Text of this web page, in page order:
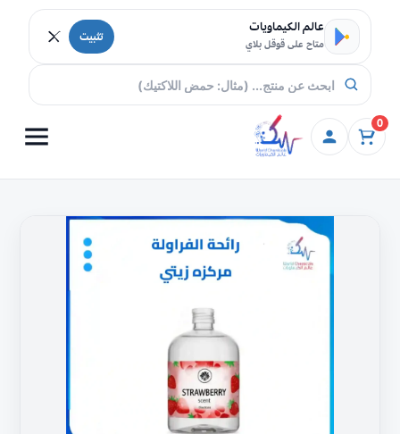
تخطي إلى المحتوى
عالم الكيماويات
متاح على قوقل بلاي تثبيت
0
الفراولة